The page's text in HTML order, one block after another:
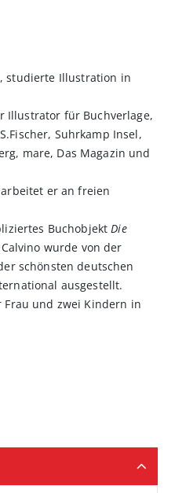
studierte Illustration in
Illustrator für Buchverlage,
Suhrkamp Insel,
mare, Das Magazin und
er an freien
Buchobjekt Die
wurde von der
schönsten deutschen
ausgestellt.
Frau und zwei Kindern in